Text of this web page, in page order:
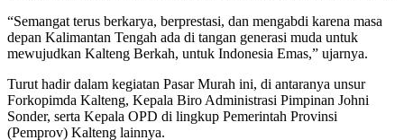
“Semangat terus berkarya, berprestasi, dan mengabdi karena masa
depan Kalimantan Tengah ada di tangan generasi muda untuk
mewujudkan Kalteng Berkah, untuk Indonesia Emas,” ujarnya.
Turut hadir dalam kegiatan Pasar Murah ini, di antaranya unsur
Forkopimda Kalteng, Kepala Biro Administrasi Pimpinan Johni
Sonder, serta Kepala OPD di lingkup Pemerintah Provinsi
(Pemprov) Kalteng lainnya.